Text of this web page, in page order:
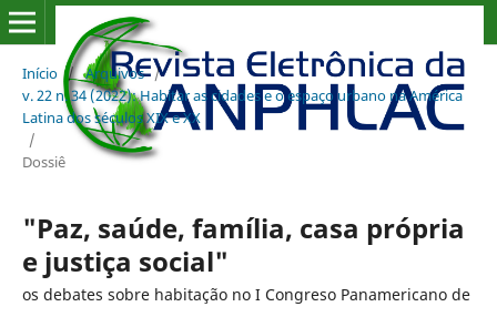
Início / Arquivos /
v. 22 n. 34 (2022): Habitar as cidades e o espaço urbano na América
Latina dos séculos XIX e XX
/
Dossiê
"Paz, saúde, família, casa própria
e justiça social"
os debates sobre habitação no I Congreso Panamericano de